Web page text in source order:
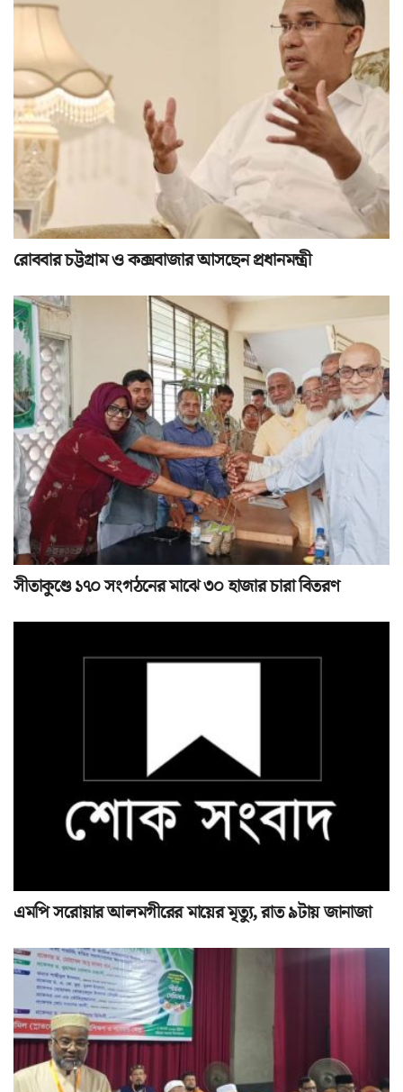
রোববার চট্টগ্রাম ও কক্সবাজার আসছেন প্রধানমন্ত্রী
সীতাকুণ্ডে ১৭০ সংগঠনের মাঝে ৩০ হাজার চারা বিতরণ
এমপি সরোয়ার আলমগীরের মায়ের মৃত্যু, রাত ৯টায় জানাজা